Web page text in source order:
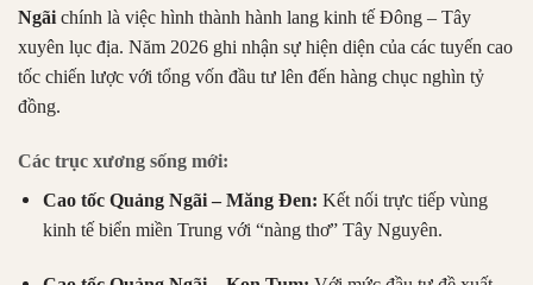
Ngãi chính là việc hình thành hành lang kinh tế Đông – Tây
xuyên lục địa. Năm 2026 ghi nhận sự hiện diện của các tuyến cao
tốc chiến lược với tổng vốn đầu tư lên đến hàng chục nghìn tỷ
đồng.
Các trục xương sống mới:
Cao tốc Quảng Ngãi – Măng Đen: Kết nối trực tiếp vùng
kinh tế biển miền Trung với “nàng thơ” Tây Nguyên.